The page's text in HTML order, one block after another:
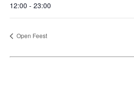
12:00 - 23:00
Open Feest